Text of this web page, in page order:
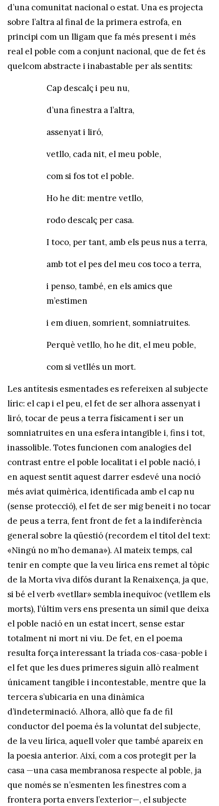
d’una comunitat nacional o estat. Una es projecta
sobre l’altra al final de la primera estrofa, en
principi com un lligam que fa més present i més
real el poble com a conjunt nacional, que de fet és
quelcom abstracte i inabastable per als sentits:
Cap descalç i peu nu,
d’una finestra a l’altra,
assenyat i liró,
vetllo, cada nit, el meu poble,
com si fos tot el poble.
Ho he dit: mentre vetllo,
rodo descalç per casa.
I toco, per tant, amb els peus nus a terra,
amb tot el pes del meu cos toco a terra,
i penso, també, en els amics que
m’estimen
i em diuen, somrient, somniatruites.
Perquè vetllo, ho he dit, el meu poble,
com si vetllés un mort.
Les antítesis esmentades es refereixen al subjecte
líric: el cap i el peu, el fet de ser alhora assenyat i
liró, tocar de peus a terra físicament i ser un
somniatruites en una esfera intangible i, fins i tot,
inassolible. Totes funcionen com analogies del
contrast entre el poble localitat i el poble nació, i
en aquest sentit aquest darrer esdevé una noció
més aviat quimèrica, identificada amb el cap nu
(sense protecció), el fet de ser mig beneit i no tocar
de peus a terra, fent front de fet a la indiferència
general sobre la qüestió (recordem el títol del text:
«Ningú no m’ho demana»). Al mateix temps, cal
tenir en compte que la veu lírica ens remet al tòpic
de la Morta viva difós durant la Renaixença, ja que,
si bé el verb «vetllar» sembla inequívoc (vetllem els
morts), l’últim vers ens presenta un símil que deixa
el poble nació en un estat incert, sense estar
totalment ni mort ni viu. De fet, en el poema
resulta força interessant la tríada cos-casa-poble i
el fet que les dues primeres siguin allò realment
únicament tangible i incontestable, mentre que la
tercera s’ubicaria en una dinàmica
d’indeterminació. Alhora, allò que fa de fil
conductor del poema és la voluntat del subjecte,
de la veu lírica, aquell voler que també apareix en
la poesia anterior. Així, com a cos protegit per la
casa —una casa membranosa respecte al poble, ja
que només se n’esmenten les finestres com a
frontera porta envers l’exterior—, el subjecte